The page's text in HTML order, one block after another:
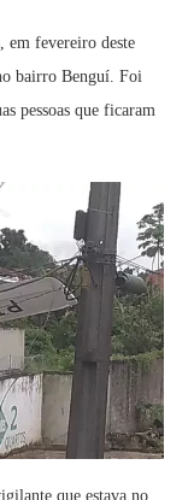
em fevereiro deste
bairro Benguí. Foi
pessoas que ficaram
que estava no